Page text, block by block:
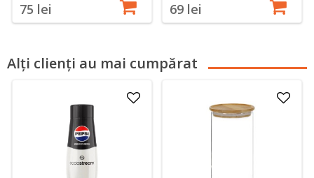
75 lei 69 lei
Alți clienți au mai cumpărat